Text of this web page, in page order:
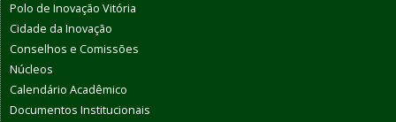
Polo de Inovação Vitória
Cidade da Inovação
Conselhos e Comissões
Núcleos
Calendário Acadêmico
Documentos Institucionais